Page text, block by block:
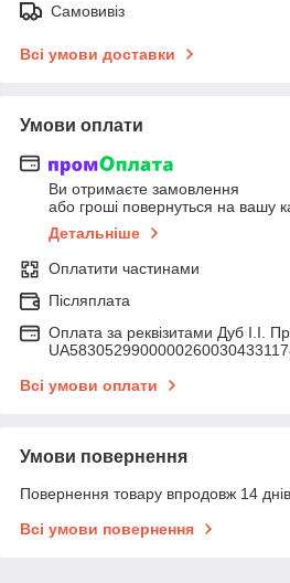
Самовивіз
Всі умови доставки
Умови оплати
Ви отримаєте замовлення
або гроші повернуться на вашу
Детальніше
Оплатити частинами
Післяплата
Оплата за реквізитами Дуб І.І.
Всі умови оплати
Умови повернення
Повернення товару впродовж 14
Всі умови повернення